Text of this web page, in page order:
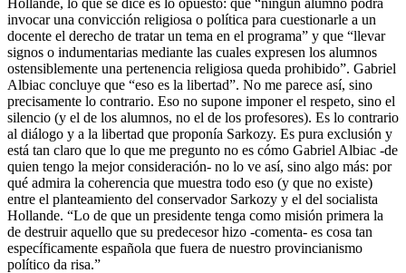
invocar una convicción religiosa o política para cuestionarle a un
docente el derecho de tratar un tema en el programa” y que “llevar
signos o indumentarias mediante las cuales expresen los alumnos
ostensiblemente una pertenencia religiosa queda prohibido”. Gabriel
Albiac concluye que “eso es la libertad”. No me parece así, sino
precisamente lo contrario. Eso no supone imponer el respeto, sino el
silencio (y el de los alumnos, no el de los profesores). Es lo contrario
al diálogo y a la libertad que proponía Sarkozy. Es pura exclusión y
está tan claro que lo que me pregunto no es cómo Gabriel Albiac -de
quien tengo la mejor consideración- no lo ve así, sino algo más: por
qué admira la coherencia que muestra todo eso (y que no existe)
entre el planteamiento del conservador Sarkozy y el del socialista
Hollande. “Lo de que un presidente tenga como misión primera la
de destruir aquello que su predecesor hizo -comenta- es cosa tan
específicamente española que fuera de nuestro provincianismo
político da risa.”